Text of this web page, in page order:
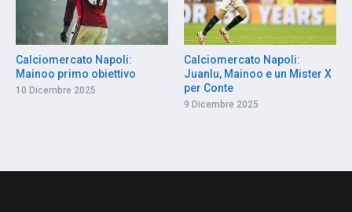
Calciomercato Napoli:
Mainoo primo obiettivo
10 Dicembre 2025
Calciomercato Napoli:
Juanlu, Mainoo e un Mister X
per Conte
9 Dicembre 2025